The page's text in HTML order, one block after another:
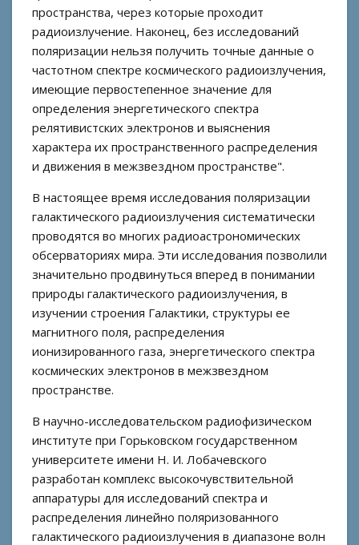
пространства, через которые проходит
радиоизлучение. Наконец, без исследований
поляризации нельзя получить точные данные о
частотном спектре космического радиоизлучения,
имеющие первостепенное значение для
определения энергетического спектра
релятивистских электронов и выяснения
характера их пространственного распределения
и движения в межзвездном пространстве".
В настоящее время исследования поляризации
галактического радиоизлучения систематически
проводятся во многих радиоастрономических
обсерваториях мира. Эти исследования позволили
значительно продвинуться вперед в понимании
природы галактического радиоизлучения, в
изучении строения Галактики, структуры ее
магнитного поля, распределения
ионизированного газа, энергетического спектра
космических электронов в межзвездном
пространстве.
В научно-исследовательском радиофизическом
институте при Горьковском государственном
университете имени Н. И. Лобачевского
разработан комплекс высокочувствительной
аппаратуры для исследований спектра и
распределения линейно поляризованного
галактического радиоизлучения в диапазоне волн